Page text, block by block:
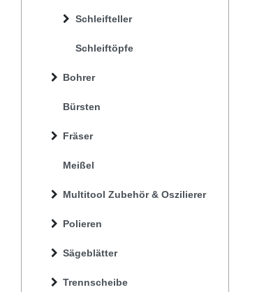
Bohrer
Bürsten
Fräser
Meißel
Multitool Zubehör & Oszilierer
Polieren
Sägeblätter
Schleifteller
Schleiftöpfe
Trennscheibe